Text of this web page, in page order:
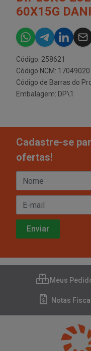
60X15G
Código: 258621
Código NCM: 17049020
Código de Barras do
Embalagem: DP\1
Cadastre-se
ofertas!
Meus
Notas